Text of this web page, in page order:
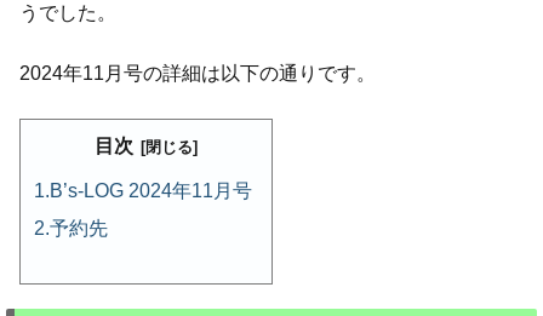
うでした。
2024年11月号の詳細は以下の通りです。
目次
B’s-LOG 2024年11月号
予約先